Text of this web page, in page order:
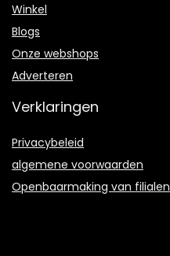
Winkel
Blogs
Onze webshops
Adverteren
Verklaringen
Privacybeleid
algemene voorwaarden
Openbaarmaking van filialen